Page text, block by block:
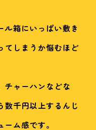
ル箱にいっぱい敷き
てしまうか悩むほど
チャーハンなどな
数千円以上するんじ
ム感です。